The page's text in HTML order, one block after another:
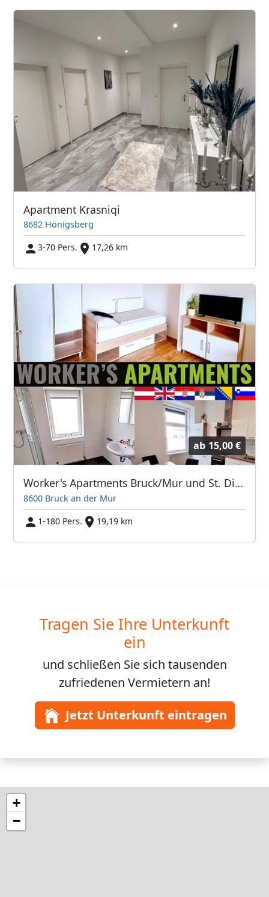
Apartment Krasniqi
8682 Hönigsberg
3-70 Pers.
17,26 km
ab 15,00 €
Worker's Apartments Bruck/Mur und St. Dionysen
8600 Bruck an der Mur
1-180 Pers.
19,19 km
Tragen Sie Ihre Unterkunft
ein
und schließen Sie sich tausenden
zufriedenen Vermietern an!
Jetzt Unterkunft eintragen
+
−